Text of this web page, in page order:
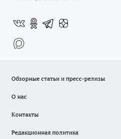
Обзорные статьи и пресс-релизы
О нас
Контакты
Редакционная политика